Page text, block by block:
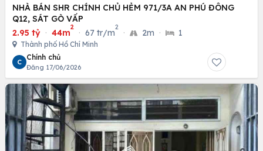
NHÀ BÁN SHR CHÍNH CHỦ HẺM 971/3A AN PHÚ ĐÔNG
Q12, SÁT GÒ VẤP
2.95 tỷ · 44m
2
· 67 tr/m
2
· 2m · 1
Thành phố Hồ Chí Minh
C
Chính chủ
Đăng 17/06/2026